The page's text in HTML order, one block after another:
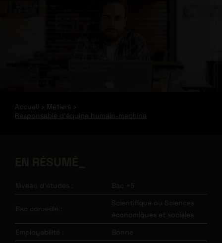
Accueil
Métiers
Responsable d’équipe humain-machine
Niveau d’études : Bac +5
Bac conseillé :
Scientifique ou Sciences
économiques et sociales
Employabilité :
Bonne